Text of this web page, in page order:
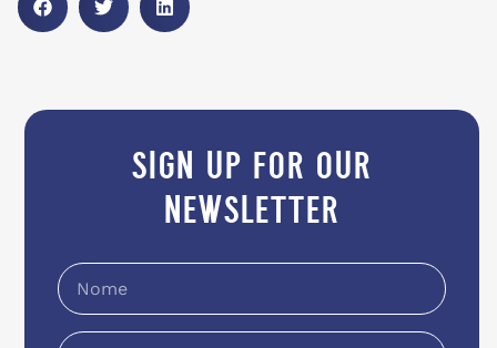
sign up for our
newsletter